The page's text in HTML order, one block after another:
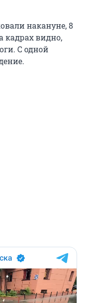
накануне, 8
кадрах видно,
С одной